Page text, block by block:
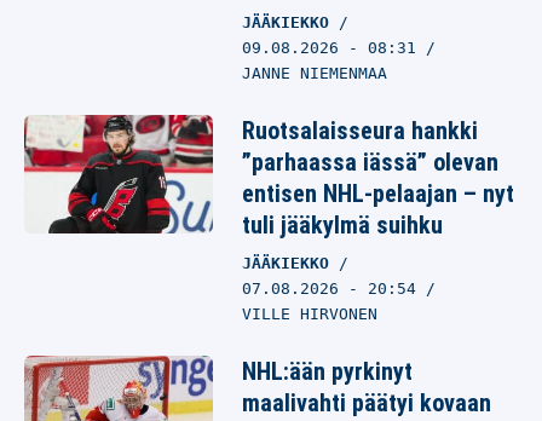
JÄÄKIEKKO
09.08.2026 - 08:31
JANNE NIEMENMAA
Ruotsalaisseura hankki
”parhaassa iässä” olevan
entisen NHL-pelaajan – nyt
tuli jääkylmä suihku
JÄÄKIEKKO
07.08.2026 - 20:54
VILLE HIRVONEN
NHL:ään pyrkinyt
maalivahti päätyi kovaan